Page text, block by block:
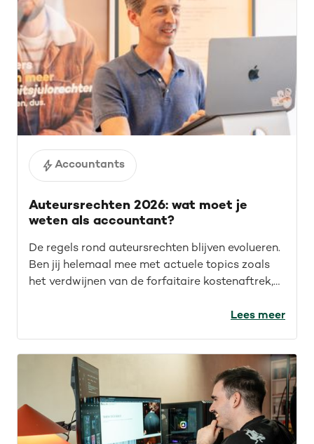
Accountants
Auteursrechten 2026: wat moet je
weten als accountant?
De regels rond auteursrechten blijven evolueren.
Ben jij helemaal mee met actuele topics zoals
het verdwijnen van de forfaitaire kostenaftrek,
IT-sector? Lees de recap van ons webinar en
Lees meer